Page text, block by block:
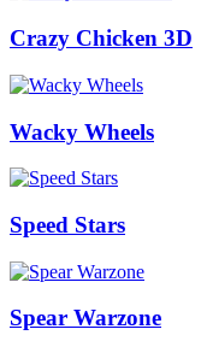
Crazy Chicken 3D
Wacky Wheels
Speed Stars
Spear Warzone